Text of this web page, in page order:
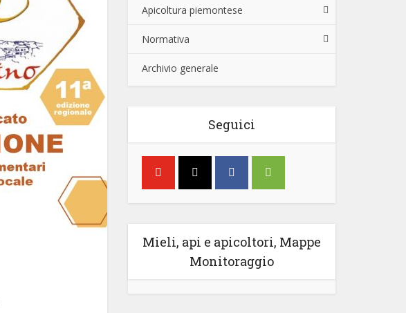
Apicoltura piemontese
Normativa
Archivio generale
Seguici
Mieli, api e apicoltori, Mappe
Monitoraggio